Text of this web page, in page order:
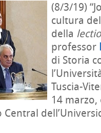
(8/3/19)
cultura
della
professor
di Storia
Tuscia-
14 marzo,
Central